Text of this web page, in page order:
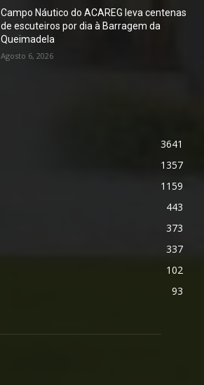
Campo Náutico do ACAREG leva centenas
de escuteiros por dia à Barragem da
Queimadela
Agosto 6, 2026
3641
1357
1159
443
373
337
102
93